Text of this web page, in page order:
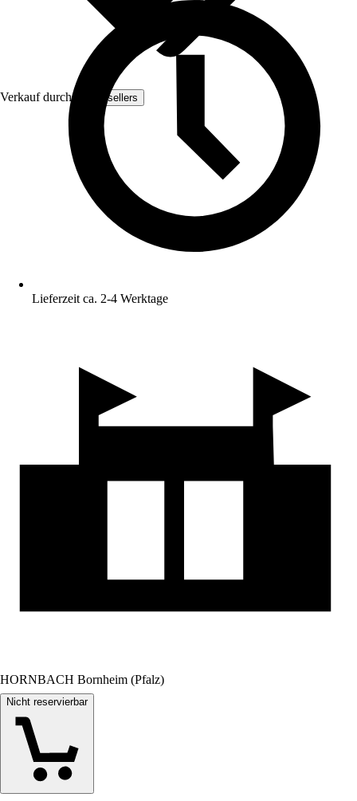
Verkauf durch: Woodsellers
Lieferzeit ca. 2-4 Werktage
HORNBACH Bornheim (Pfalz)
Nicht reservierbar